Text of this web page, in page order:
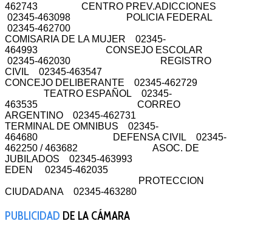
462743 CENTRO PREV.ADICCIONES
02345-463098 POLICIA FEDERAL
02345-462700
COMISARIA DE LA MUJER 02345-
464993 CONSEJO ESCOLAR
02345-462030 REGISTRO
CIVIL 02345-463547
CONCEJO DELIBERANTE 02345-462729
TEATRO ESPAÑOL 02345-
463535 CORREO
ARGENTINO 02345-462731
TERMINAL DE OMNIBUS 02345-
464680 DEFENSA CIVIL 02345-
462250 / 463682 ASOC. DE
JUBILADOS 02345-463993
EDEN 02345-462035
PROTECCION
CIUDADANA 02345-463280
PUBLICIDAD DE LA CÁMARA